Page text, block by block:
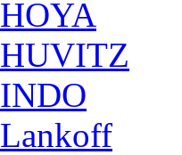
HOYA
HUVITZ
INDO
Lankoff